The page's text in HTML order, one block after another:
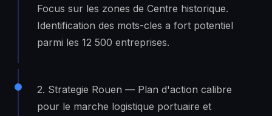
Focus sur les zones de Centre historique.
Identification des mots-cles a fort potentiel
parmi les 12 500 entreprises.
2. Strategie Rouen — Plan d'action calibre
pour le marche logistique portuaire et